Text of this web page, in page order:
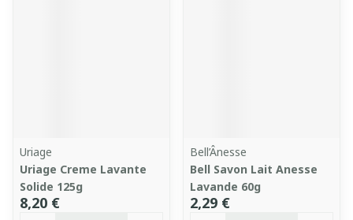
Uriage
Uriage Creme Lavante
Solide 125g
8,20 €
Bell’Ânesse
Bell Savon Lait Anesse
Lavande 60g
2,29 €